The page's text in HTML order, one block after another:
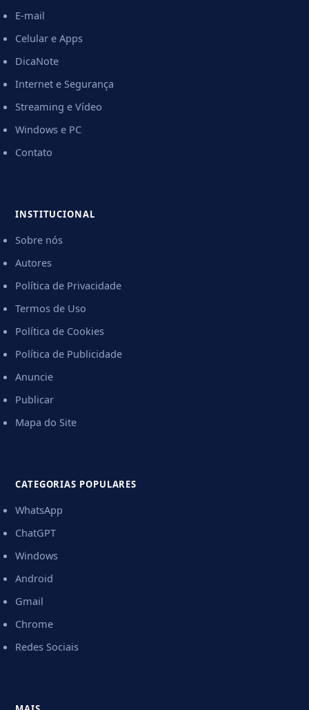
E-mail
Celular e Apps
DicaNote
Internet e Segurança
Streaming e Vídeo
Windows e PC
Contato
INSTITUCIONAL
Sobre nós
Autores
Política de Privacidade
Termos de Uso
Política de Cookies
Política de Publicidade
Anuncie
Publicar
Mapa do Site
CATEGORIAS POPULARES
WhatsApp
ChatGPT
Windows
Android
Gmail
Chrome
Redes Sociais